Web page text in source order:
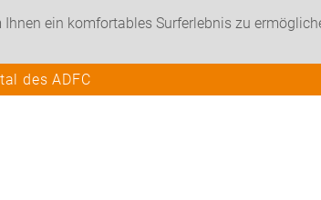
ein komfortables Surferlebnis zu
des ADFC